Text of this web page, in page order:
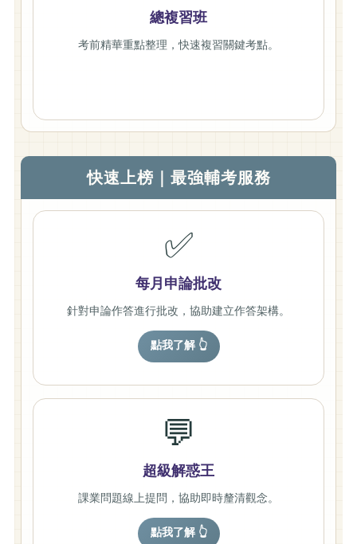
總複習班
考前精華重點整理，快速複習關鍵考點。
快速上榜｜最強輔考服務
✅
每月申論批改
針對申論作答進行批改，協助建立作答架構。
點我了解 👆
💬
超級解惑王
課業問題線上提問，協助即時釐清觀念。
點我了解 👆